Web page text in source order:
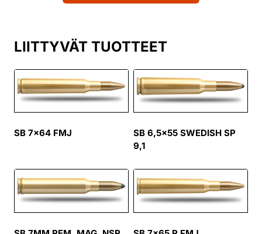
LIITTYVÄT TUOTTEET
SB 7×64 FMJ
SB 6,5×55 SWEDISH SP
9,1